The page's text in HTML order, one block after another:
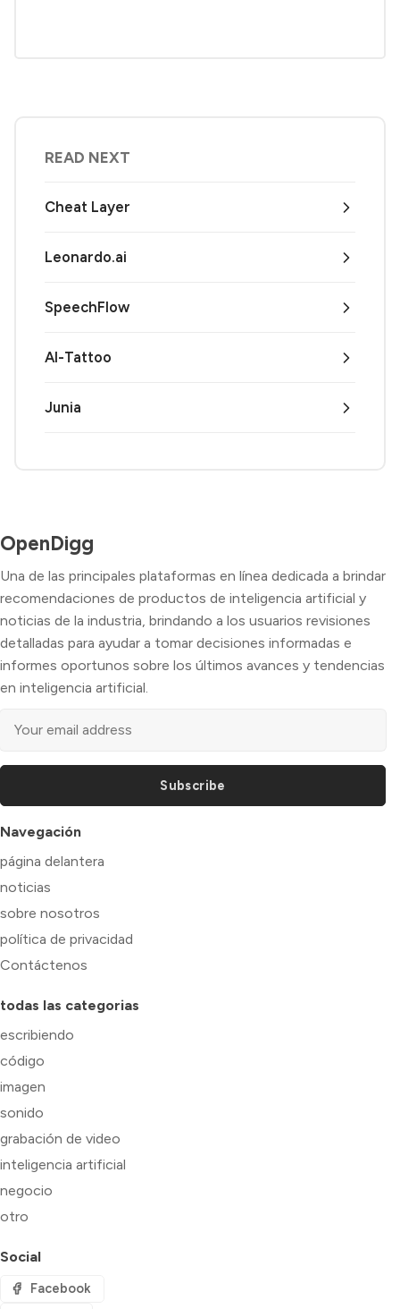
READ NEXT
Cheat Layer
Leonardo.ai
SpeechFlow
AI-Tattoo
Junia
OpenDigg
Una de las principales plataformas en línea dedicada a brindar
recomendaciones de productos de inteligencia artificial y
noticias de la industria, brindando a los usuarios revisiones
detalladas para ayudar a tomar decisiones informadas e
informes oportunos sobre los últimos avances y tendencias
en inteligencia artificial.
Subscribe
Navegación
página delantera
noticias
sobre nosotros
política de privacidad
Contáctenos
todas las categorias
escribiendo
código
imagen
sonido
grabación de video
inteligencia artificial
negocio
otro
Social
Facebook